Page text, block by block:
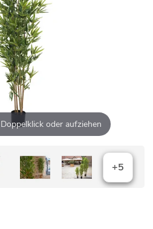
oder aufziehen
+5